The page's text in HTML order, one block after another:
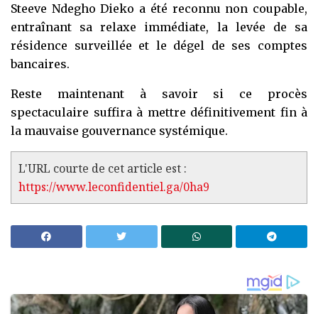
Steeve Ndegho Dieko a été reconnu non coupable,
entraînant sa relaxe immédiate, la levée de sa
résidence surveillée et le dégel de ses comptes
bancaires.
Reste maintenant à savoir si ce procès
spectaculaire suffira à mettre définitivement fin à
la mauvaise gouvernance systémique.
L'URL courte de cet article est :
https://www.leconfidentiel.ga/0ha9